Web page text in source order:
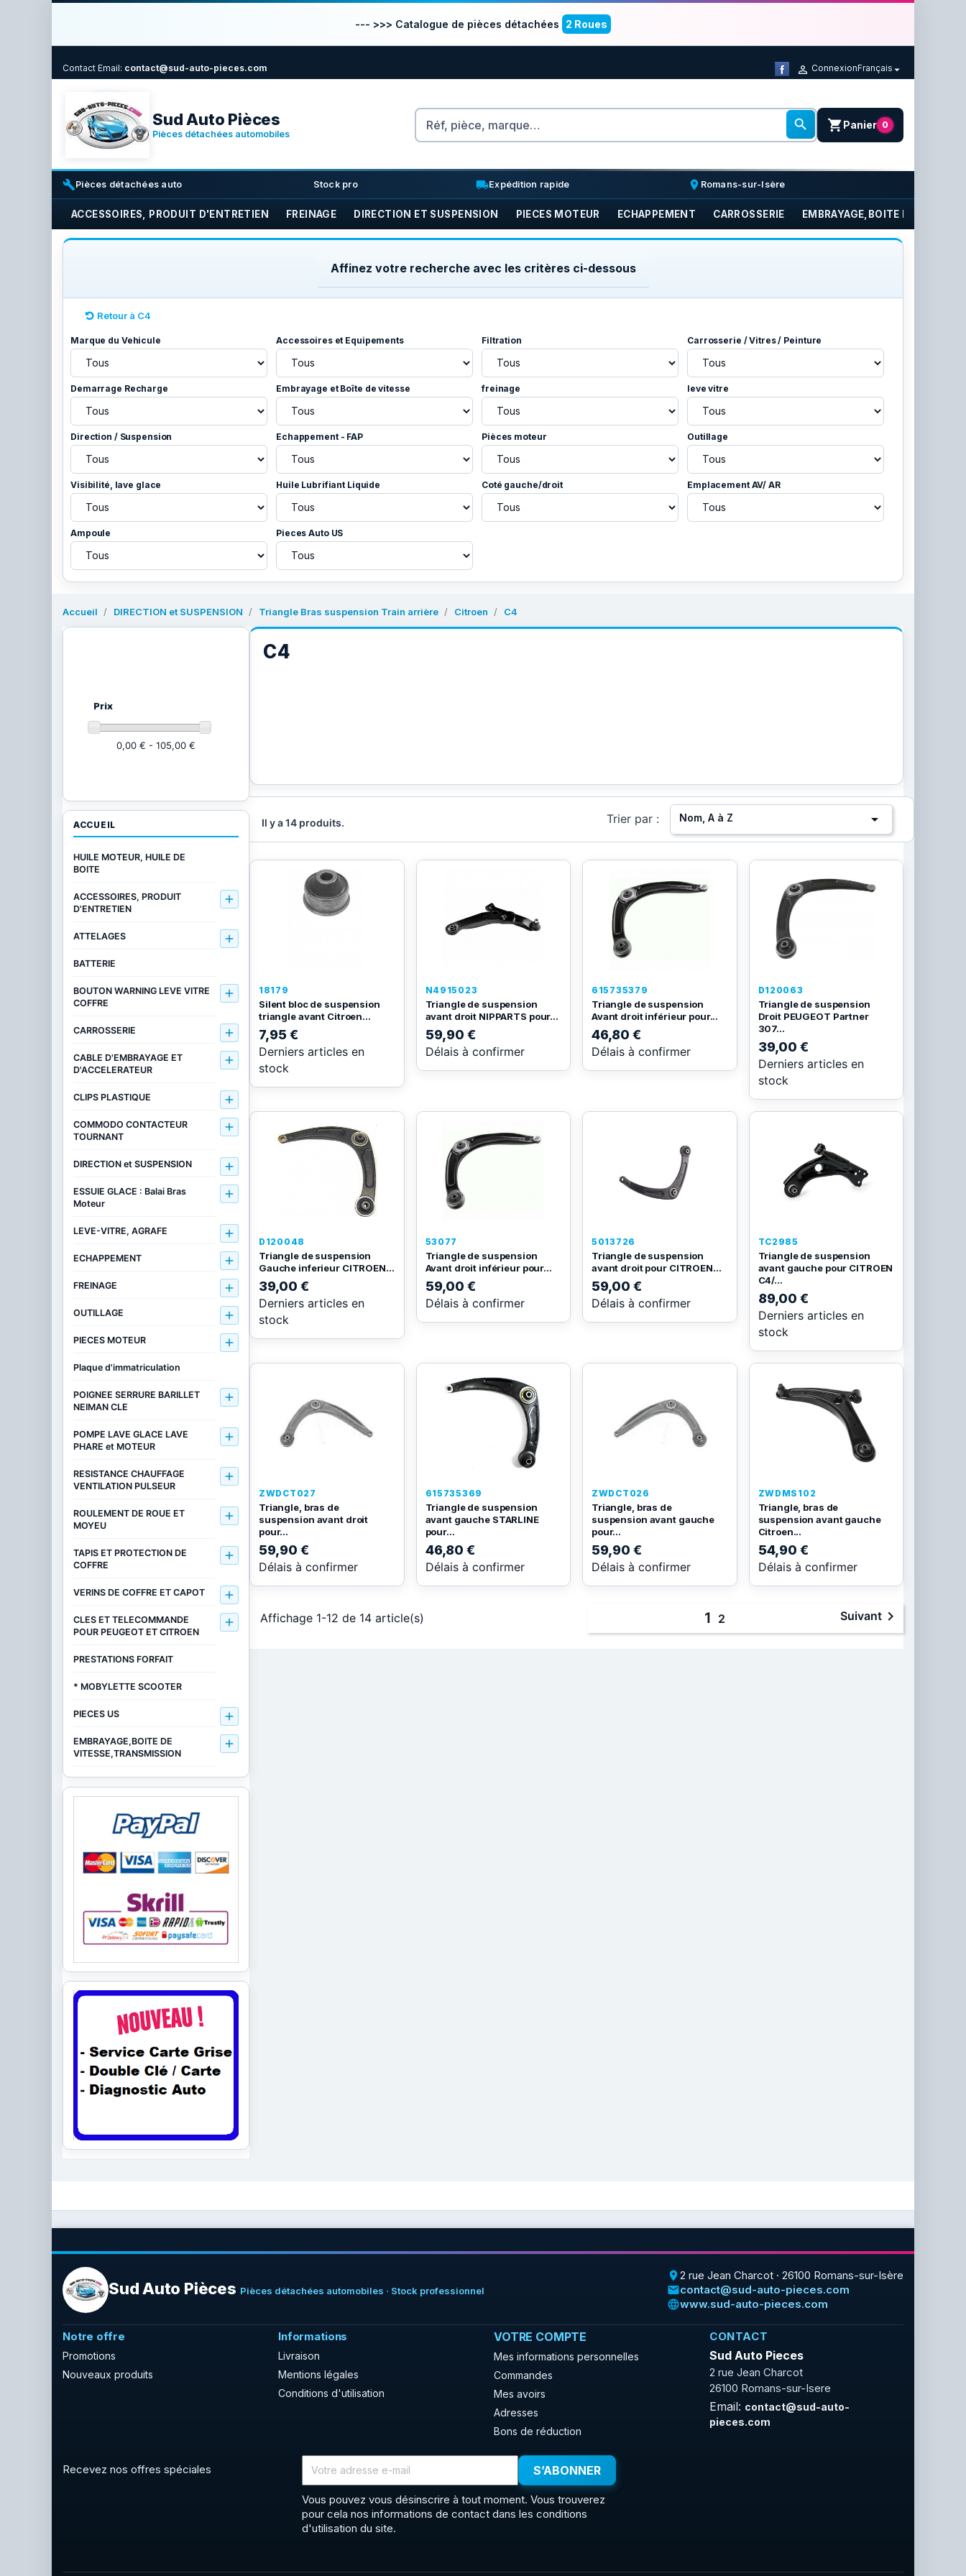
--- >>> Catalogue de pièces détachées 2 Roues
Contact Email: contact@sud-auto-pieces.com  ConnexionFrançais
Sud Auto Pièces
Pièces détachées automobiles
Rechercher
 shopping_cartPanier 0
buildPièces détachées auto inventory_2
Stock pro local_shippingExpédition rapide place Romans-sur-Isère
ACCESSOIRES, PRODUIT D'ENTRETIEN FREINAGE DIRECTION ET SUSPENSION PIECES MOTEUR ECHAPPEMENT CARROSSERIE EMBRAYAGE,BOITE DE
Affinez votre recherche avec les critères ci-dessous
Retour à C4
Marque du Vehicule Accessoires et Equipements Filtration Carrosserie / Vitres / Peinture
Demarrage Recharge Embrayage et Boîte de vitesse freinage leve vitre
Direction / Suspension Echappement - FAP Pièces moteur Outillage
Visibilité, lave glace Huile Lubrifiant Liquide Coté gauche/droit Emplacement AV/ AR
Ampoule Pieces Auto US
Accueil DIRECTION et SUSPENSION Triangle Bras suspension Train arrière Citroen C4
C4
Il y a 14 produits. Trier par : Nom, A à Z 
18179
Silent bloc de suspension
triangle avant Citroen...
7,95 €
Derniers articles en
stock
N4915023
Triangle de suspension
avant droit NIPPARTS pour...
59,90 €
Délais à confirmer
615735379
Triangle de suspension
Avant droit inférieur pour...
46,80 €
Délais à confirmer
D120063
Triangle de suspension
Droit PEUGEOT Partner
307...
39,00 €
Derniers articles en
stock
D120048
Triangle de suspension
Gauche inferieur CITROEN...
39,00 €
Derniers articles en
stock
53077
Triangle de suspension
Avant droit inférieur pour...
59,00 €
Délais à confirmer
5013726
Triangle de suspension
avant droit pour CITROEN...
59,00 €
Délais à confirmer
TC2985
Triangle de suspension
avant gauche pour CITROEN
C4/...
89,00 €
Derniers articles en
stock
ZWDCT027
Triangle, bras de
suspension avant droit
pour...
59,90 €
Délais à confirmer
615735369
Triangle de suspension
avant gauche STARLINE
pour...
46,80 €
Délais à confirmer
ZWDCT026
Triangle, bras de
suspension avant gauche
pour...
59,90 €
Délais à confirmer
ZWDMS102
Triangle, bras de
suspension avant gauche
Citroen...
54,90 €
Délais à confirmer
Affichage 1-12 de 14 article(s) 1 2 Suivant
Prix
0,00 € - 105,00 €
ACCUEIL
HUILE MOTEUR, HUILE DE
BOITE
ACCESSOIRES, PRODUIT
D'ENTRETIEN

ATTELAGES 
BATTERIE
BOUTON WARNING LEVE VITRE
COFFRE

CARROSSERIE 
CABLE D'EMBRAYAGE ET
D'ACCELERATEUR

CLIPS PLASTIQUE 
COMMODO CONTACTEUR
TOURNANT

DIRECTION et SUSPENSION 
ESSUIE GLACE : Balai Bras
Moteur

LEVE-VITRE, AGRAFE 
ECHAPPEMENT 
FREINAGE 
OUTILLAGE 
PIECES MOTEUR 
Plaque d'immatriculation
POIGNEE SERRURE BARILLET
NEIMAN CLE

POMPE LAVE GLACE LAVE
PHARE et MOTEUR

RESISTANCE CHAUFFAGE
VENTILATION PULSEUR

ROULEMENT DE ROUE ET
MOYEU

TAPIS ET PROTECTION DE
COFFRE

VERINS DE COFFRE ET CAPOT 
CLES ET TELECOMMANDE
POUR PEUGEOT ET CITROEN

PRESTATIONS FORFAIT
* MOBYLETTE SCOOTER
PIECES US 
EMBRAYAGE,BOITE DE
VITESSE,TRANSMISSION

Sud Auto Pièces Pièces détachées automobiles · Stock professionnel
place2 rue Jean Charcot · 26100 Romans-sur-Isère
emailcontact@sud-auto-pieces.com
languagewww.sud-auto-pieces.com
Notre offre
Promotions
Nouveaux produits
Informations
Livraison
Mentions légales
Conditions d'utilisation
VOTRE COMPTE
Mes informations personnelles
Commandes
Mes avoirs
Adresses
Bons de réduction
CONTACT
Sud Auto Pieces
2 rue Jean Charcot
26100 Romans-sur-Isere
Email: contact@sud-auto-
pieces.com
Recevez nos offres spéciales
Vous pouvez vous désinscrire à tout moment. Vous trouverez
pour cela nos informations de contact dans les conditions
d'utilisation du site.